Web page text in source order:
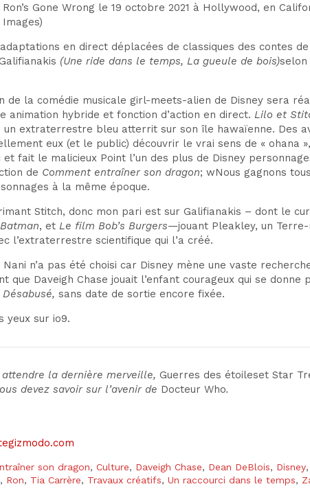
Gone Wrong le 19 octobre 2021 à Hollywood, en
)
adaptations en direct déplacées de classiques des contes
(Une ride dans le temps, La gueule de bois)selon
de la comédie musicale girl-meets-alien de Disney sera
animation hybride et fonction d’action en direct. Lilo et
un extraterrestre bleu atterrit sur son île hawaïenne. Des
eux (et le public) découvrir le vrai sens de « ohana
et fait le malicieux Point l’un des plus de Disney
de Comment entraîner son dragon; wNous gagnons
à la même époque.
Stitch, donc mon pari est sur Galifianakis – dont le
, et Le film Bob’s Burgers—jouant Pleakley, un Terre-
l’extraterrestre scientifique qui l’a créé.
Nani n’a pas été choisi car Disney mène une vaste
que Daveigh Chase jouait l’enfant courageux qui se
Désabusé, sans date de sortie encore fixée.
yeux sur io9.
attendre la dernière merveille, Guerres des étoileset Star
devez savoir sur l’avenir de Docteur Who.
son dragon, Culture, Daveigh Chase, Dean DeBlois, Disney
, Ron, Tia Carrère, Travaux créatifs, Un raccourci dans le temps,